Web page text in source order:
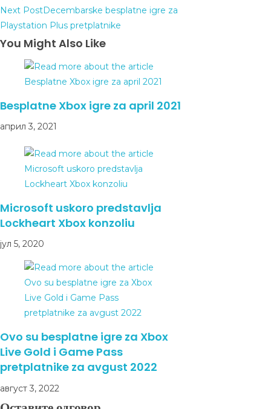
Next PostDecembarske besplatne igre za
Playstation Plus pretplatnike
You Might Also Like
Besplatne Xbox igre za april 2021
април 3, 2021
Microsoft uskoro predstavlja
Lockheart Xbox konzoliu
јул 5, 2020
Ovo su besplatne igre za Xbox
Live Gold i Game Pass
pretplatnike za avgust 2022
август 3, 2022